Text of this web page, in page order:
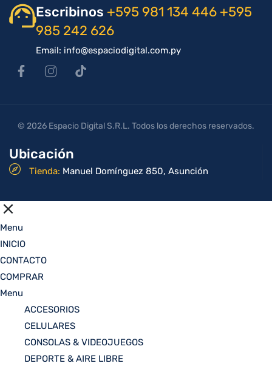
Escribinos +595 981 134 446 +595
985 242 626
Email: info@espaciodigital.com.py
Ubicación
Tienda: Manuel Domínguez 850, Asunción
© 2026 Espacio Digital S.R.L. Todos los derechos reservados.
Menu
INICIO
CONTACTO
COMPRAR
Menu
ACCESORIOS
CELULARES
CONSOLAS & VIDEOJUEGOS
DEPORTE & AIRE LIBRE